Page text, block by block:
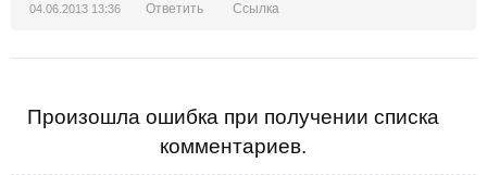
04.06.2013 13:36 Ответить Ссылка
Произошла ошибка при получении списка
комментариев.